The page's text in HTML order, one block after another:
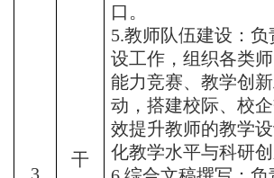
3
干
口。
5.教师队伍建设：
设工作，组织各类
能力竞赛、教学创
动，搭建校际、校
效提升教师的教学
化教学水平与科研创